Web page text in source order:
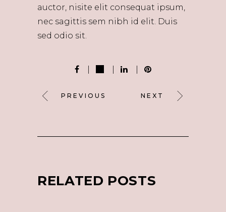
auctor, nisite elit consequat ipsum,
nec sagittis sem nibh id elit. Duis
sed odio sit.
PREVIOUS NEXT
RELATED POSTS